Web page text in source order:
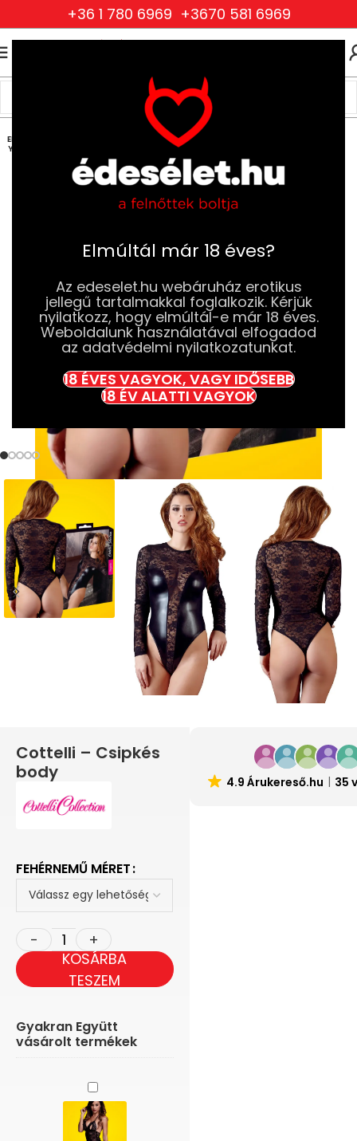
Elmúltál már 18 éves?
Az edeselet.hu webáruház erotikus
jellegű tartalmakkal foglalkozik. Kérjük
nyilatkozz, hogy elmúltál-e már 18 éves.
Weboldalunk használatával elfogadod
az adatvédelmi nyilatkozatunkat.
18 ÉVES VAGYOK, VAGY IDŐSEBB
18 ÉV ALATTI VAGYOK
+36 1 780 6969 +3670 581 6969
Ruhák és Fehérneműk
Női Ruhák és Fehérneműk Szexi Bodyk
ELFOG
YOTT
Cottelli – Csipkés
body
FEHÉRNEMŰ MÉRET
KOSÁRBA
TESZEM
Gyakran Együtt
vásárolt termékek
Baci
-
Csipkés,nyakpántos
ruha
4.9 Árukereső.hu 35